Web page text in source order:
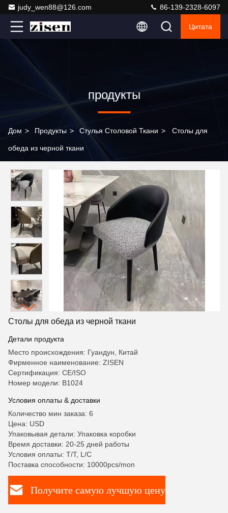
judy_wen88@126.com 86-139-2328-6097
Цитата
продукты
Дом > Продукты > Стулья Столовой Ткани > Столы для
обеда из черной ткани
Столы для обеда из черной ткани
Детали продукта
Место происхождения: Гуандун, Китай
Фирменное наименование: ZISEN
Сертификация: CE/ISO
Номер модели: B1024
Условия оплаты & доставки
Количество мин заказа: 6
Цена: USD
Упаковывая детали: Упаковка коробки
Время доставки: 20-25 дней работы
Условия оплаты: T/T, L/C
Поставка способности: 10000pcs/mon
Получите самую лучшую цену